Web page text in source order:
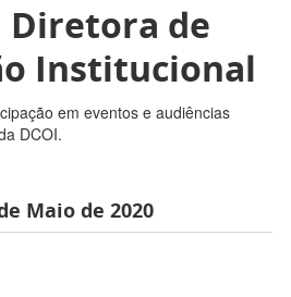
Diretora de
Institucional
em eventos e audiências
DCOI.
Maio de 2020